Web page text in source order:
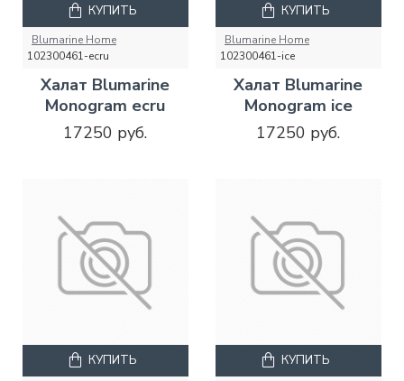
Blumarine Home
102300461-ecru
Халат Blumarine
Monogram ecru
17250 руб.
КУПИТЬ
Blumarine Home
102300461-ice
Халат Blumarine
Monogram ice
17250 руб.
КУПИТЬ
КУПИТЬ КУПИТЬ